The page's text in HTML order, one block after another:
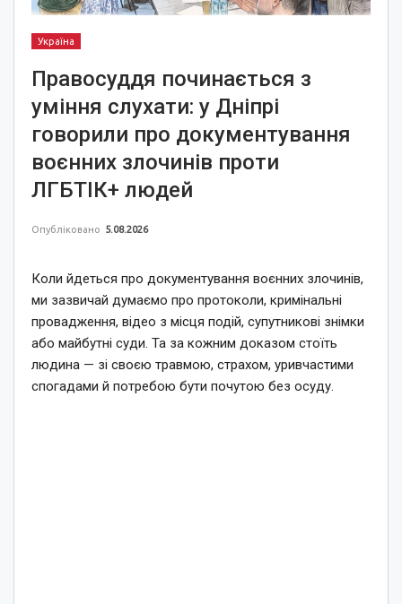
Україна
Правосуддя починається з
уміння слухати: у Дніпрі
говорили про документування
воєнних злочинів проти
ЛГБТІК+ людей
Опубліковано 5.08.2026
Коли йдеться про документування воєнних злочинів,
ми зазвичай думаємо про протоколи, кримінальні
провадження, відео з місця подій, супутникові знімки
або майбутні суди. Та за кожним доказом стоїть
людина — зі своєю травмою, страхом, уривчастими
спогадами й потребою бути почутою без осуду.